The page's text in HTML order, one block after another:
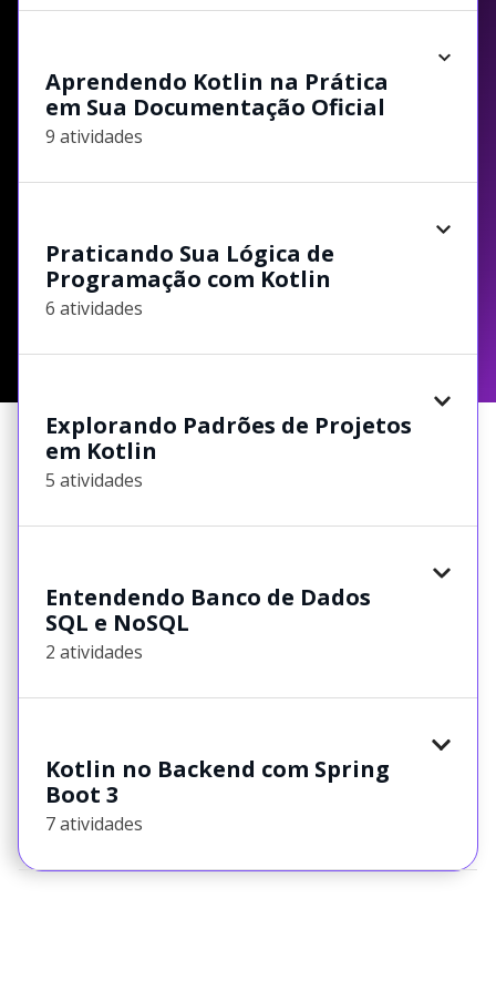
Aprendendo Kotlin na Prática
em Sua Documentação Oficial
9 atividades
Praticando Sua Lógica de
Programação com Kotlin
6 atividades
Explorando Padrões de Projetos
em Kotlin
5 atividades
Entendendo Banco de Dados
SQL e NoSQL
2 atividades
Kotlin no Backend com Spring
Boot 3
7 atividades